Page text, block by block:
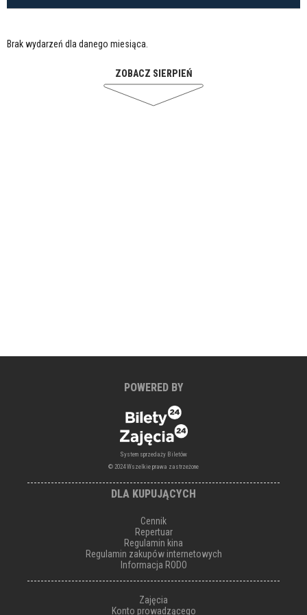
Brak wydarzeń dla danego miesiąca.
ZOBACZ SIERPIEŃ
POWERED BY
System sprzedaży Biletów
© 2024 Wszelkie prawa zastrzeżone
DLA KUPUJĄCYCH
Cennik
Repertuar
Regulamin kina
Regulamin zakupów internetowych
Informacja RODO
Zajęcia
Konto prowadzącego